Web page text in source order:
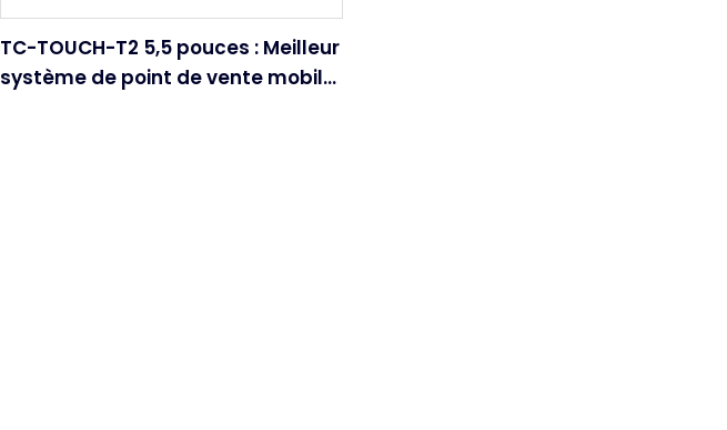
TC-TOUCH-T2 5,5 pouces : Meilleur
système de point de vente mobile